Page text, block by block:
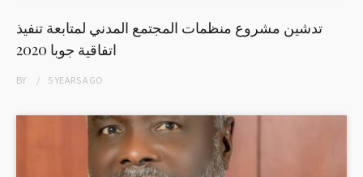
تدشين مشروع منظمات المجتمع المدني لمتابعة تنفيذ
اتفاقية جوبا 2020
BY 5 YEARSAGO